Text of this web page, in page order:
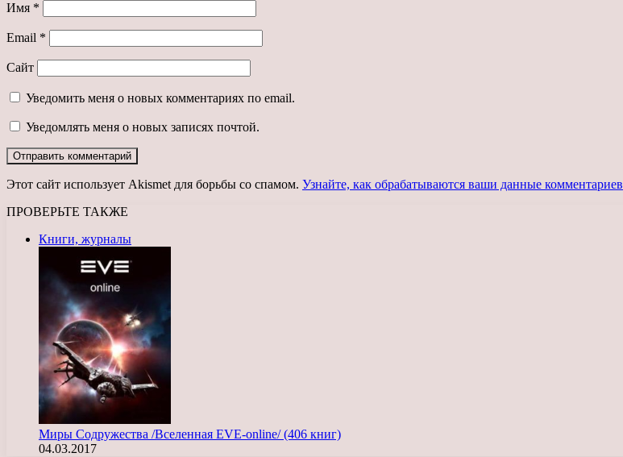
Имя *
Email *
Сайт
Уведомить меня о новых комментариях по email.
Уведомлять меня о новых записях почтой.
Этот сайт использует Akismet для борьбы со спамом. Узнайте, как обрабатываются ваши данные комментариев
ПРОВЕРЬТЕ ТАКЖЕ
Книги, журналы
Миры Содружества /Вселенная EVE-online/ (406 книг)
04.03.2017